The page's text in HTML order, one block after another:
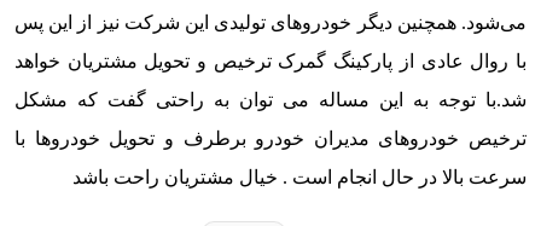
می‌شود. همچنین دیگر خودروهای تولیدی این شرکت نیز از این پس
با روال عادی از پارکینگ گمرک ترخیص و تحویل مشتریان خواهد
شد.با توجه به این مساله می توان به راحتی گفت که مشکل
ترخیص خودروهای مدیران خودرو برطرف و تحویل خودروها با
سرعت بالا در حال انجام است . خیال مشتریان راحت باشد